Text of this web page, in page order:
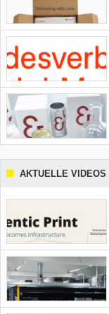
AKTUELLE VIDEOS